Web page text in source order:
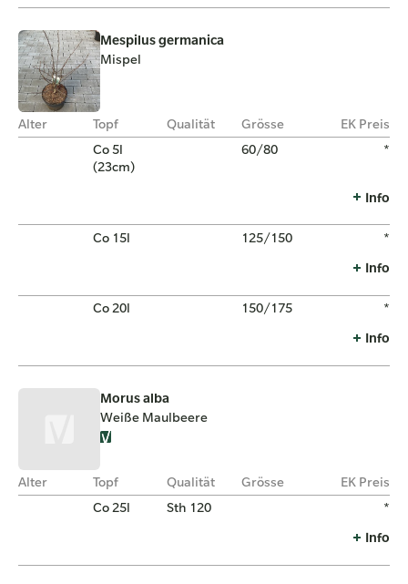
Mespilus germanica
Mispel
Alter Topf Qualität Grösse
EK Preis
Co 5l
(23cm)
60/80 *
Info
Co 15l 125/150 *
Info
Co 20l 150/175 *
Info
Morus alba
Weiße Maulbeere
Alter Topf Qualität Grösse
EK Preis
Co 25l
Sth 120 *
Info